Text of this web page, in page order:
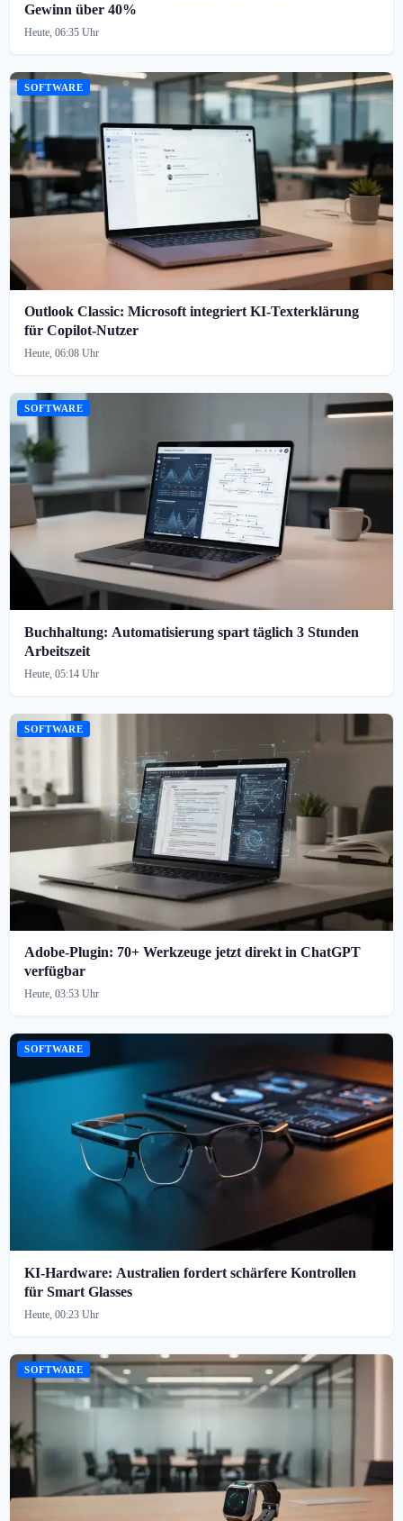
Gewinn über 40%
Heute, 06:35 Uhr
SOFTWARE
Outlook Classic: Microsoft integriert KI-Texterklärung
für Copilot-Nutzer
Heute, 06:08 Uhr
SOFTWARE
Buchhaltung: Automatisierung spart täglich 3 Stunden
Arbeitszeit
Heute, 05:14 Uhr
SOFTWARE
Adobe-Plugin: 70+ Werkzeuge jetzt direkt in ChatGPT
verfügbar
Heute, 03:53 Uhr
SOFTWARE
KI-Hardware: Australien fordert schärfere Kontrollen
für Smart Glasses
Heute, 00:23 Uhr
SOFTWARE